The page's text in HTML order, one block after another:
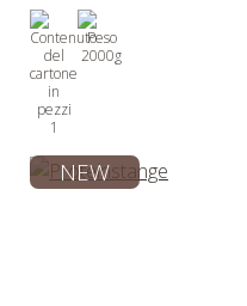
1
2000g
NEW